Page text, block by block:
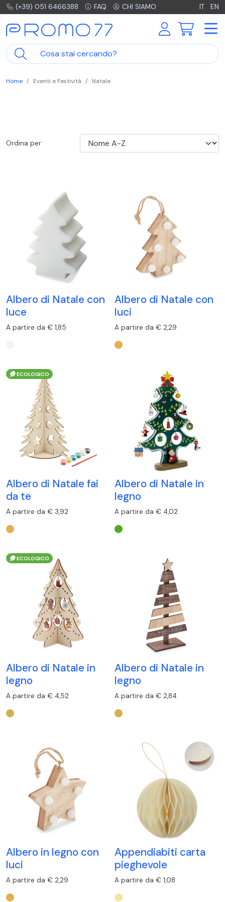
(+39) 051 6466388 FAQ CHI SIAMO IT EN
Home Eventi e Festività Natale
Ordina per
Albero di Natale con
luce
A partire da € 1,85
Albero di Natale con
luci
A partire da € 2,29
ECOLOGICO
Albero di Natale fai
da te
A partire da € 3,92
Albero di Natale in
legno
A partire da € 4,02
ECOLOGICO
Albero di Natale in
legno
A partire da € 4,52
Albero di Natale in
legno
A partire da € 2,84
Albero in legno con
luci
A partire da € 2,29
Appendiabiti carta
pieghevole
A partire da € 1,08